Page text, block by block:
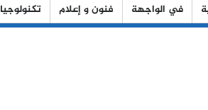
في الواجهة فنون و إعلام تكنولوجيا